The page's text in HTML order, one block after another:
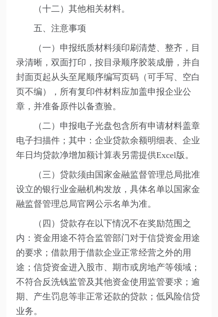
（十二）其他相关材料。
五、注意事项
（一）申报纸质材料须印刷清楚、整齐，目
录清晰，双面打印，按目录顺序胶装成册，并自
封面页起从头至尾顺序编写页码（可手写、空白
页不编），所有复印件材料应加盖申报企业公
章，并准备原件以备查验。
（二）申报电子光盘包含所有申请材料盖章
电子扫描件；其中：企业贷款余额明细表、企业
年日均贷款净增加额计算表另需提供Excel版。
（三）贷款须由国家金融监督管理总局批准
设立的银行业金融机构发放，具体名单以国家金
融监督管理总局官网公示名单为准。
（四）贷款存在以下情况不在奖励范围之
内：资金用途不符合监管部门对于信贷资金用途
的要求；借款用于借款企业正常经营之外的用
途；信贷资金进入股市、期市或房地产等领域；
不符合反洗钱监管及其他资金使用监管要求；逾
期、产生罚息等非正常还款的贷款；低风险信贷
业务。